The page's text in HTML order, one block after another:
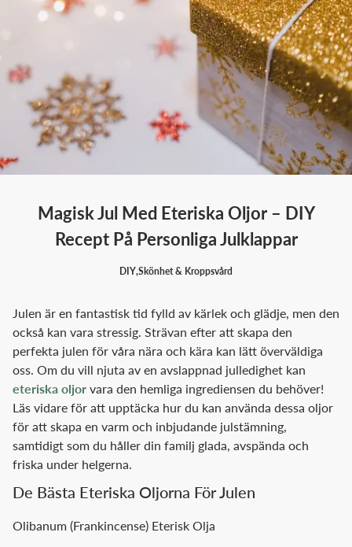
Magisk Jul Med Eteriska Oljor – DIY
Recept På Personliga Julklappar
DIY,Skönhet & Kroppsvård
Julen är en fantastisk tid fylld av kärlek och glädje, men den
också kan vara stressig. Strävan efter att skapa den
perfekta julen för våra nära och kära kan lätt överväldiga
oss. Om du vill njuta av en avslappnad julledighet kan
eteriska oljorvara den hemliga ingrediensen du behöver!
Läs vidare för att upptäcka hur du kan använda dessa oljor
för att skapa en varm och inbjudande julstämning,
samtidigt som du håller din familj glada, avspända och
friska under helgerna.
De Bästa Eteriska Oljorna För Julen
Olibanum (Frankincense) Eterisk Olja